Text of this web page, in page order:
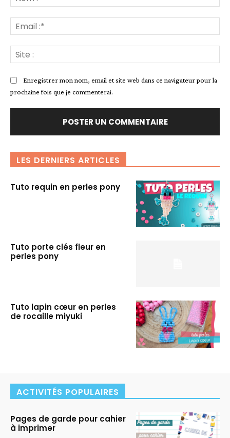
:*
:*
:
Enregistrer mon nom, email et site web dans ce navigateur pour la
prochaine fois que je commenterai.
LES DERNIERS ARTICLES
Tuto requin en perles pony
Tuto porte clés fleur en
perles pony
Tuto lapin cœur en perles
de rocaille miyuki
ACTIVITÉS POPULAIRES
Pages de garde pour cahier
à imprimer